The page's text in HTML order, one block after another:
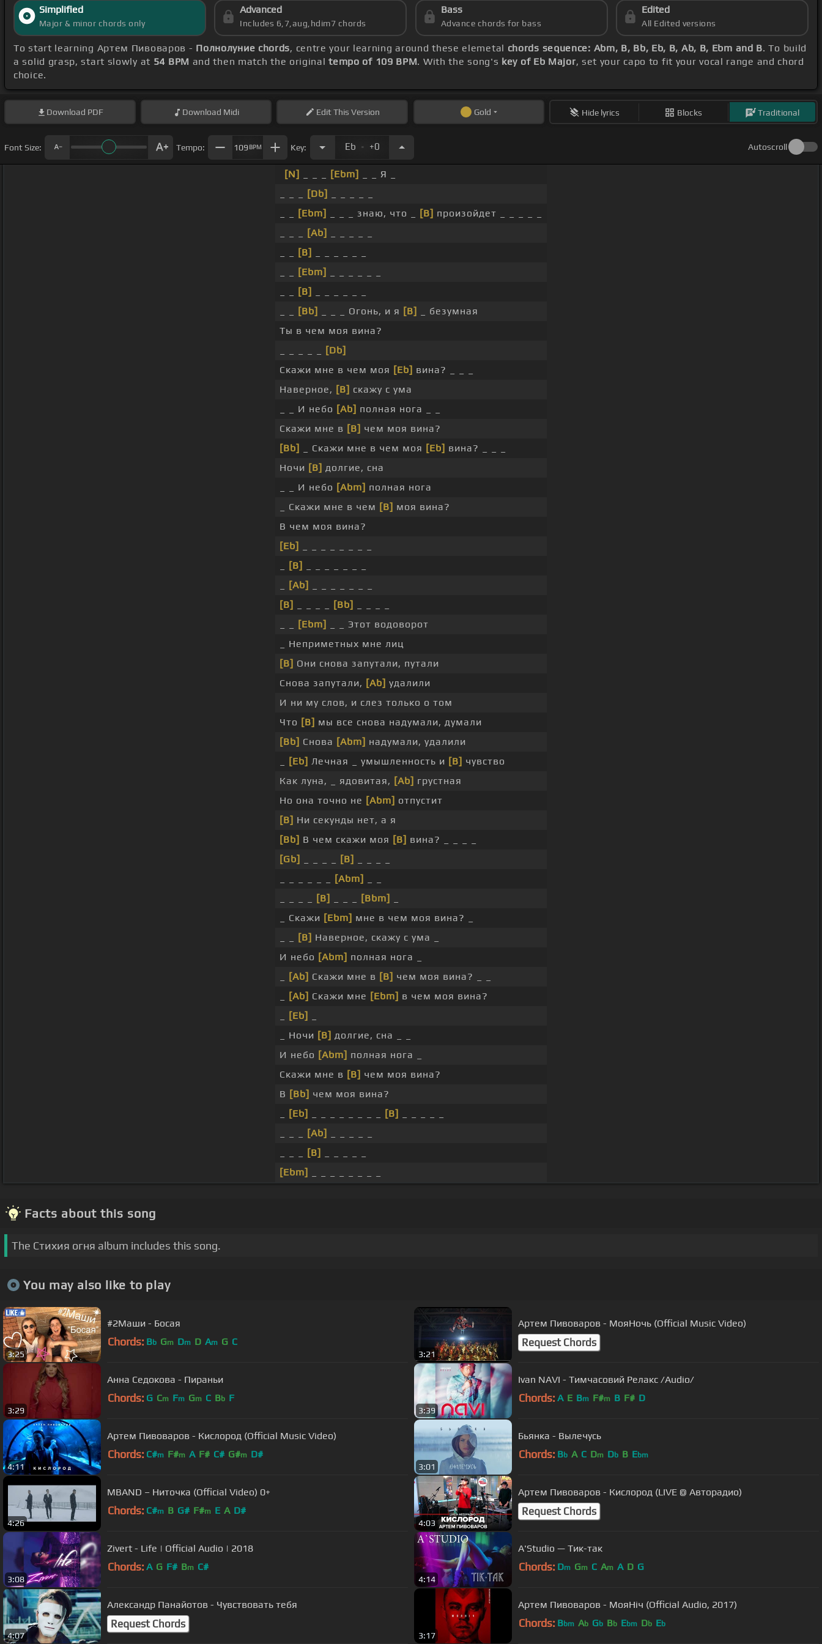
Simplified
Major & minor chords only
Advanced
Includes 6,7,aug,hdim7 chords
Bass
Advance chords for bass
Edited
All Edited versions
To start learning Артем Пивоваров - Полнолуние chords, centre your learning around these elemetal chords sequence: Abm, B, Bb, Eb, B, Ab, B, Ebm and B. To build
a solid grasp, start slowly at 54 BPM and then match the originaltempo of 109 BPM. With the song's key of Eb Major, set your capo to fit your vocal range and chord
choice.
Download PDF Download Midi EditThis Version Gold Hide lyrics Blocks Traditional
Font Size: Tempo: 109 BPM Key: Eb . +0 Autoscroll
[N] [Ebm]
_ _ Я _
[Db]
[Ebm] _ _ _ знаю, что _ [B] произойдет _ _ _ _ _
[Ab]
[B]
[Ebm]
[B]
[Bb] _ _ _ Огонь, и я [B]
_ безумная
Ты в чем моя вина?
[Db]
Скажи мне в чем моя [Eb] вина? _ _ _
Наверное, [B] скажу с ума
_ _ И небо [Ab] полная нога _ _
Скажи мне в [B] чем моя вина?
[Bb]
_ Скажи мне в чем моя [Eb] вина? _ _ _
Ночи [B] долгие, сна
_ _ И небо [Abm] полная нога
_ Скажи мне в чем [B] моя вина?
В чем моя вина?
[Eb]
[B]
[Ab]
[B]
[Bb]
[Ebm]
_ _ Этот водоворот
_ Неприметных мне лиц
[B] Они снова запутали, путали
Снова запутали, [Ab] удалили
И ни му слов, и слез только о том
Что [B] мы все снова надумали, думали
[Bb] Снова [Abm] надумали, удалили
[Eb] Лечная _ умышленность и [B] чувство
Как луна, _ ядовитая, [Ab] грустная
Но она точно не [Abm] отпустит
[B] Ни секунды нет, а я
[Bb] В чем скажи моя [B] вина? _ _ _ _
[Gb]
[B]
[Abm]
[B] [Bbm]
_ Скажи [Ebm] мне в чем моя вина? _
[B] Наверное, скажу с ума _
И небо [Abm] полная нога _
[Ab] Скажи мне в [B] чем моя вина? _ _
[Ab] Скажи мне [Ebm] в чем моя вина?
[Eb]
_ Ночи [B] долгие, сна _ _
И небо [Abm] полная нога _
Скажи мне в [B] чем моя вина?
В [Bb] чем моя вина?
[Eb] [B]
[Ab]
[B]
[Ebm]
Facts about this song
The Стихия огня album includes this song.
You may also like to play
3:25
#2Маши - Босая
Chords: Bb Gm Dm D Am G C
3:21
Артем Пивоваров - МояНочь (Official Music Video)
Request Chords
3:29
Анна Седокова - Пираньи
Chords: G Cm Fm Gm C Bb F
3:39
Ivan NAVI - Тимчасовий Релакс /Audio/
Chords: A E Bm F#m B F# D
4:11
Артем Пивоваров - Кислород (Official Music Video)
Chords: C#m F#m A F# C# G#m D#
3:01
Бьянка - Вылечусь
Chords: Bb A C Dm Db B Ebm
4:26
MBAND – Ниточка (Official Video) 0+
Chords: C#m B G# F#m E A D#
4:03
Артем Пивоваров - Кислород (LIVE @ Авторадио)
Request Chords
3:08
Zivert - Life | Official Audio | 2018
Chords: A G F# Bm C#
4:14
A'Studio — Тик-так
Chords: Dm Gm C Am A D G
4:07
Александр Панайотов - Чувствовать тебя
Request Chords
3:17
Артем Пивоваров - МояНiч (Official Audio, 2017)
Chords: Bbm Ab Gb Bb Ebm Db Eb